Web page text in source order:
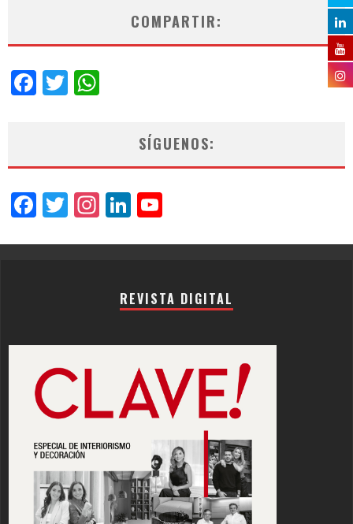
COMPARTIR:
Facebook
Twitter
SÍGUENOS:
Facebook
Twitter
Instagram
LinkedIn
REVISTA DIGITAL